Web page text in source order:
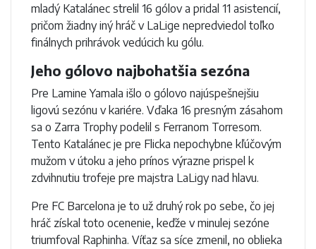
mladý Katalánec strelil 16 gólov a pridal 11 asistencií,
pričom žiadny iný hráč v LaLige nepredviedol toľko
finálnych prihrávok vedúcich ku gólu.
Jeho gólovo najbohatšia sezóna
Pre Lamine Yamala išlo o gólovo najúspešnejšiu
ligovú sezónu v kariére. Vďaka 16 presným zásahom
sa o Zarra Trophy podelil s Ferranom Torresom.
Tento Katalánec je pre Flicka nepochybne kľúčovým
mužom v útoku a jeho prínos výrazne prispel k
zdvihnutiu trofeje pre majstra LaLigy nad hlavu.
Pre FC Barcelona je to už druhý rok po sebe, čo jej
hráč získal toto ocenenie, keďže v minulej sezóne
triumfoval Raphinha. Víťaz sa síce zmenil, no oblieka